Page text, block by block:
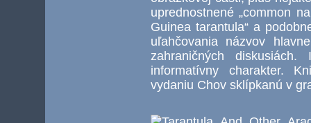
uprednostnené „common
Guinea tarantula“ a
uľahčovania názvov
zahraničných
informatívny charakter.
vydaniu Chov sklípkanú v